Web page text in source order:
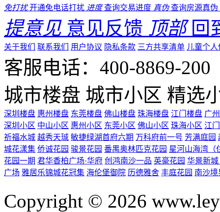
免打扰 开通免电话打扰 进度 查询交易进度 真伪 查询房源真伪
提意见 意见反馈 顶部 回
关于我们 联系我们 用户协议 隐私条款 三方共享清单 儿童个
客服电话：400-8869-200
城市楼盘 城市小区 精选
深圳楼盘 惠州楼盘 东莞楼盘 佛山楼盘 珠海楼盘 江门楼盘 广
深圳小区 中山小区 惠州小区 东莞小区 佛山小区 珠海小区 江
祈福水城 越秀天珹 敏捷绿湖首府六期 万科府前一号 芳满庭园
城花漾集 侨诚花园 骏景花园 番禺奥林匹克花园 星河山海湾（
花园一期 君华香柏广场·华府 创鸿南沙一品 英豪花园 华景新
广场 雅居乐锦城花冠集 海伦堡御院 历德雅舍 丰庭花园 南沙境
Copyright © 2026